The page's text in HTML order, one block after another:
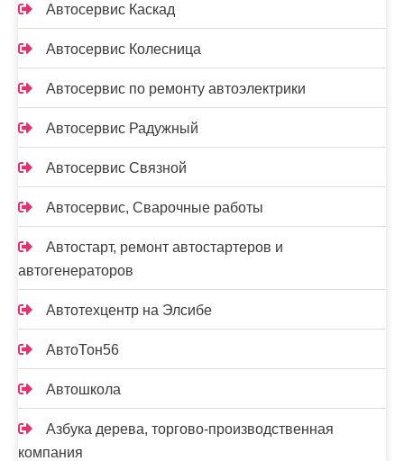
Автосервис Каскад
Автосервис Колесница
Автосервис по ремонту автоэлектрики
Автосервис Радужный
Автосервис Связной
Автосервис, Сварочные работы
Автостарт, ремонт автостартеров и
автогенераторов
Автотехцентр на Элсибе
АвтоТон56
Автошкола
Азбука дерева, торгово-производственная
компания